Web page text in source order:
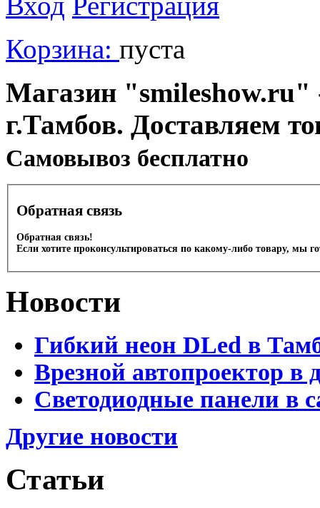
Корзина: пуста
Магазин "smileshow.ru"
г.Тамбов. Доставляем
Cамовывоз бесплатно
Обратная связь
Обратная связь!
Если хотите проконсультироваться по какому-либо товару, мы
Новости
Гибкий неон DLed в
Врезной автопроектор в
Светодиодные панели в
Другие новости
Статьи